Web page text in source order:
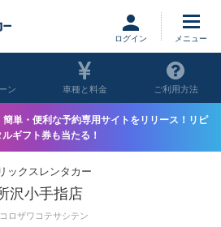
ログイン
ン 車種と料金 ご利用方法
単・便利な予約専用サイトをリリース！リピ
ギフト券も当たる！
ックスレンタカー
沢小手指店
コロザワコテサシテン